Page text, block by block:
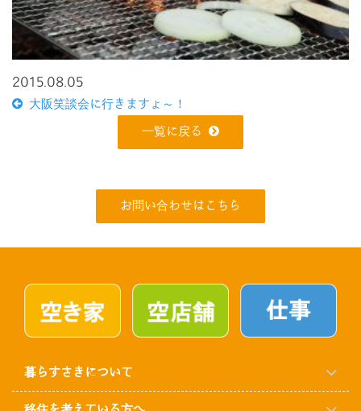
2015.08.05
大阪笑談会に行きますょ～！
一覧に戻る
お問い合わせはこちら
暮らすさきについて